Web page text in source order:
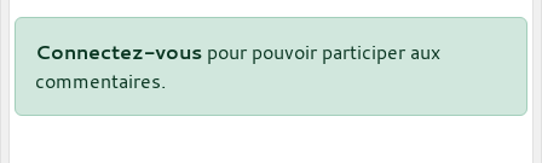
Connectez-vous pour pouvoir participer aux
commentaires.